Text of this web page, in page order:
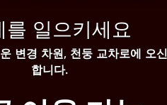
를 일으키세요
변경 차원, 천둥 교차로에 오
합니다.